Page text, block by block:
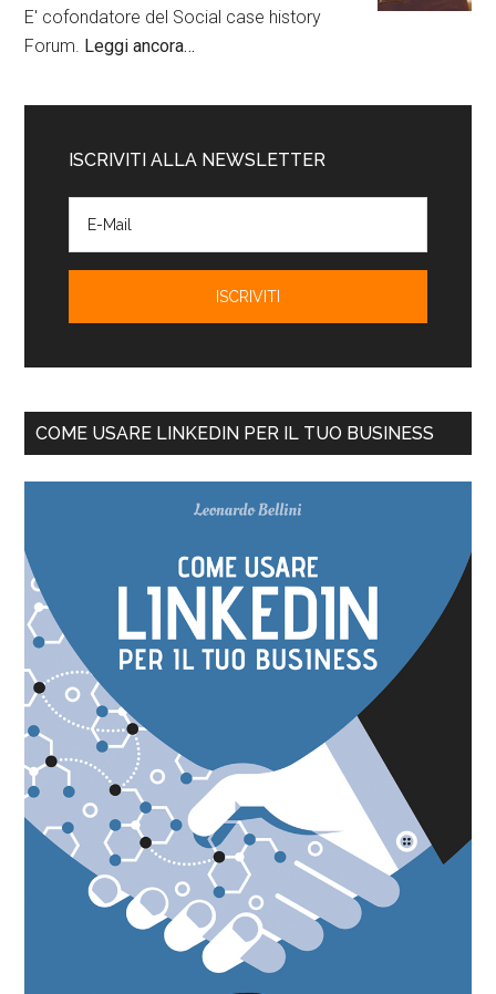
E' cofondatore del Social case history
Forum. Leggi ancora…
ISCRIVITI ALLA NEWSLETTER
COME USARE LINKEDIN PER IL TUO BUSINESS